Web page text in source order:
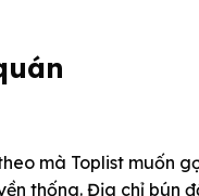
mà Toplist muốn
thống. Địa chỉ bún